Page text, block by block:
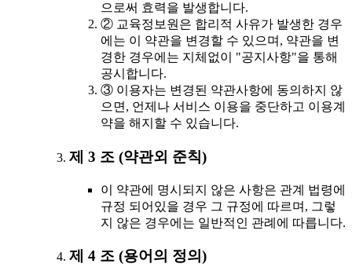
으로써 효력을 발생합니다.
② 교육정보원은 합리적 사유가 발생한 경우
에는 이 약관을 변경할 수 있으며, 약관을 변
경한 경우에는 지체없이 "공지사항"을 통해
공시합니다.
③ 이용자는 변경된 약관사항에 동의하지 않
으면, 언제나 서비스 이용을 중단하고 이용계
약을 해지할 수 있습니다.
제 3 조 (약관외 준칙)
이 약관에 명시되지 않은 사항은 관계 법령에
규정 되어있을 경우 그 규정에 따르며, 그렇
지 않은 경우에는 일반적인 관례에 따릅니다.
제 4 조 (용어의 정의)